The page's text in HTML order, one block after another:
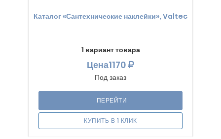
Каталог «Сантехнические наклейки», Valtec
1 вариант товара
Цена1170
Под заказ
ПЕРЕЙТИ
КУПИТЬ В 1 КЛИК